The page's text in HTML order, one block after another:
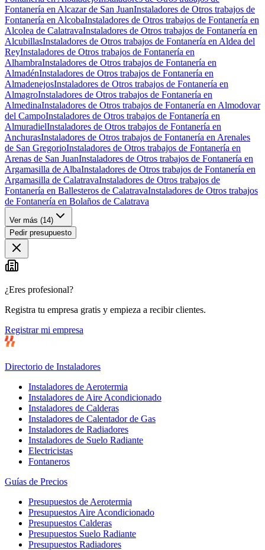
Fontanería en Alcazar de San JuanInstaladores de Otros trabajos de
Fontanería en AlcobaInstaladores de Otros trabajos de Fontanería en
Alcolea de CalatravaInstaladores de Otros trabajos de Fontanería en
AlcubillasInstaladores de Otros trabajos de Fontanería en Aldea del
ReyInstaladores de Otros trabajos de Fontanería en
AlhambraInstaladores de Otros trabajos de Fontanería en
AlmadénInstaladores de Otros trabajos de Fontanería en
AlmadenejosInstaladores de Otros trabajos de Fontanería en
AlmagroInstaladores de Otros trabajos de Fontanería en
AlmedinaInstaladores de Otros trabajos de Fontanería en Almodovar
del CampoInstaladores de Otros trabajos de Fontanería en
AlmuradielInstaladores de Otros trabajos de Fontanería en
AnchurasInstaladores de Otros trabajos de Fontanería en Arenales
de San GregorioInstaladores de Otros trabajos de Fontanería en
Arenas de San JuanInstaladores de Otros trabajos de Fontanería en
Argamasilla de AlbaInstaladores de Otros trabajos de Fontanería en
Argamasilla de CalatravaInstaladores de Otros trabajos de
Fontanería en Ballesteros de CalatravaInstaladores de Otros trabajos
de Fontanería en Bolaños de Calatrava
Ver más (14)
Pedir presupuesto
¿Eres profesional?
Registra tu empresa gratis y empieza a recibir clientes.
Registrar mi empresa
Directorio de Instaladores
Instaladores de Aerotermia
Instaladores de Aire Acondicionado
Instaladores de Calderas
Instaladores de Calentador de Gas
Instaladores de Radiadores
Instaladores de Suelo Radiante
Electricistas
Fontaneros
Guías de Precios
Presupuestos de Aerotermia
Presupuestos Aire Acondicionado
Presupuestos Calderas
Presupuestos Suelo Radiante
Presupuestos Radiadores